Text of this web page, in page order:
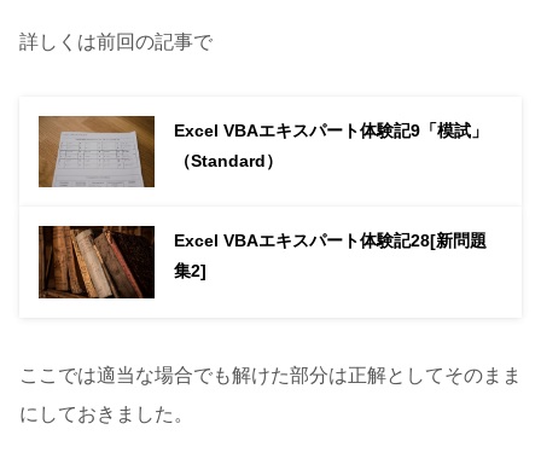
詳しくは前回の記事で
Excel VBAエキスパート体験記9「模試」
（Standard）
Excel VBAエキスパート体験記28[新問題
集2]
ここでは適当な場合でも解けた部分は正解としてそのまま
にしておきました。